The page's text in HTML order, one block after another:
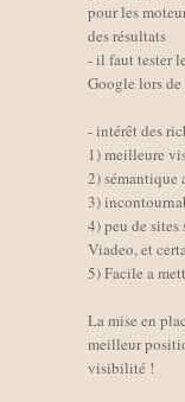
pour les
des résultats
- il faut tester
Google lors
- intérêt des
1) meilleure
2) sémantique
3)
4) peu de sites
Viadeo, et
5) Facile a
La mise en
meilleur
visibilité !